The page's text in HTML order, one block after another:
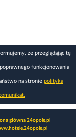
że przeglądając tę
funkcjonowania
na stronie polityka
główna 24opole.pl